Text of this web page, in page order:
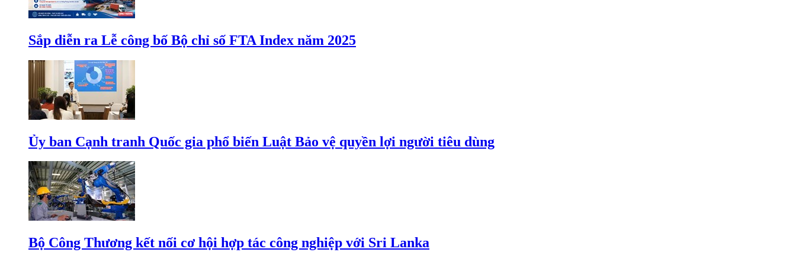
Sắp diễn ra Lễ công bố Bộ chỉ số FTA Index năm 2025
Ủy ban Cạnh tranh Quốc gia phổ biến Luật Bảo vệ quyền lợi người tiêu dùng
Bộ Công Thương kết nối cơ hội hợp tác công nghiệp với Sri Lanka